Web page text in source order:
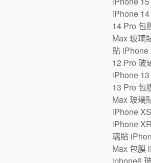
iPhone
14 Pro 包
Max 玻璃
貼
12 Pro 玻
iPhone
13 Pro 包
Max 玻璃
iPhone
iPhone
璃貼
Max 包膜